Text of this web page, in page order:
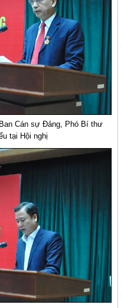
Cán sự Đảng, Phó Bí thư
tại Hội nghị